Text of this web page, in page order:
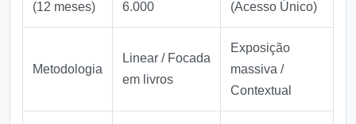
(12 meses)
6.000
(Acesso Único)
Metodologia
Linear / Focada
em livros
Exposição
massiva /
Contextual